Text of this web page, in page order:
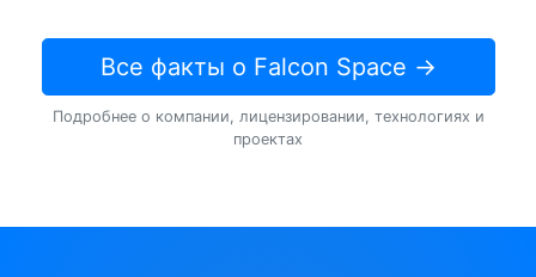
Все факты о Falcon Space →
Подробнее о компании, лицензировании, технологиях и
проектах